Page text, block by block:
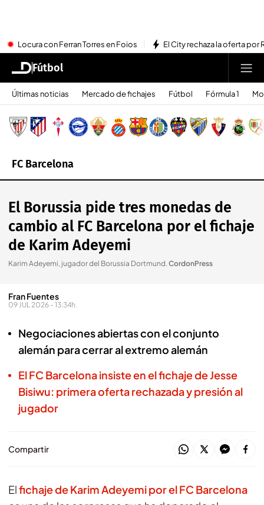
Locura con Ferran Torres en Foios El City rechaza la oferta por
Fútbol
Últimas noticias Mercado de fichajes Fútbol Fórmula 1
FC Barcelona
El Borussia pide tres monedas de
cambio al FC Barcelona por el fichaje
de Karim Adeyemi
Karim Adeyemi, jugador del Borussia Dortmund.CordonPress
Fran Fuentes
09 JUL 2026 - 13:34h.
Negociaciones abiertas con el conjunto
alemán para cerrar al extremo alemán
El FC Barcelona insiste en el fichaje de Jesse
Bisiwu: primera oferta rechazada y presión al
jugador
Compartir
Elfichaje deKarim Adeyemipor elFC Barcelona